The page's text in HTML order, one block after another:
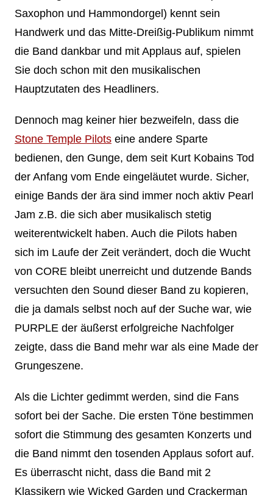
Saxophon und Hammondorgel) kennt sein
Handwerk und das Mitte-Dreißig-Publikum nimmt
die Band dankbar und mit Applaus auf, spielen
Sie doch schon mit den musikalischen
Hauptzutaten des Headliners.
Dennoch mag keiner hier bezweifeln, dass die
Stone Temple Pilotseine andere Sparte
bedienen, den Gunge, dem seit Kurt Kobains Tod
der Anfang vom Ende eingeläutet wurde. Sicher,
einige Bands der ära sind immer noch aktiv Pearl
Jam z.B. die sich aber musikalisch stetig
weiterentwickelt haben. Auch die Pilots haben
sich im Laufe der Zeit verändert, doch die Wucht
von CORE bleibt unerreicht und dutzende Bands
versuchten den Sound dieser Band zu kopieren,
die ja damals selbst noch auf der Suche war, wie
PURPLE der äußerst erfolgreiche Nachfolger
zeigte, dass die Band mehr war als eine Made der
Grungeszene.
Als die Lichter gedimmt werden, sind die Fans
sofort bei der Sache. Die ersten Töne bestimmen
sofort die Stimmung des gesamten Konzerts und
die Band nimmt den tosenden Applaus sofort auf.
Es überrascht nicht, dass die Band mit 2
Klassikern wie Wicked Garden und Crackerman